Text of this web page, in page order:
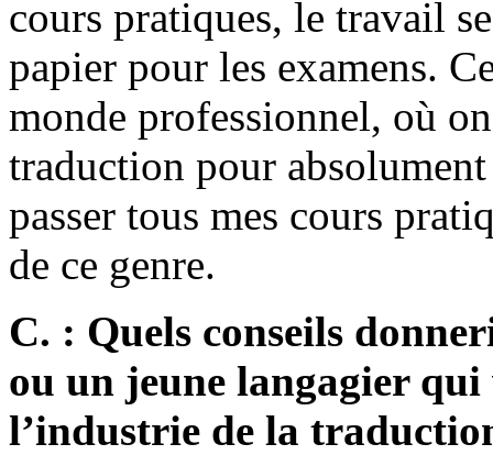
cours pratiques, le travail
papier pour les examens.
monde professionnel, où
traduction pour
passer tous mes cours
de ce genre.
C. : Quels conseils
ou un jeune langagier
l’industrie de la